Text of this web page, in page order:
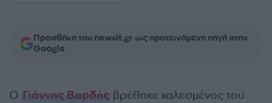
Προσθήκη του newsit.gr ως προτεινόμενη πηγή στην
Google
Ο Γιάννης Βαρδής βρέθηκε καλεσμένος του